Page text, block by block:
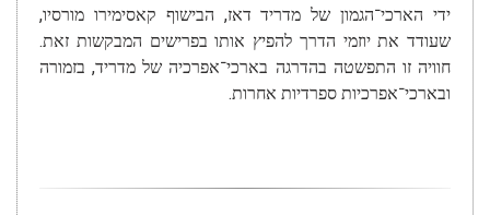
ידי הארכי־הגמון של מדריד דאז, הבישוף קאסימירו מורסיו,
שעודד את יוזמי הדרך להפיץ אותו בפרישים המבקשות זאת.
חוויה זו התפשטה בהדרגה בארכי־אפרכיה של מדריד, בזמורה
ובארכי־אפרכיות ספרדיות אחרות.